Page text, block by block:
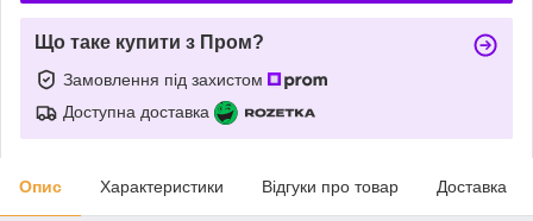
Що таке купити з Пром?
Замовлення під захистом
Доступна доставка
Опис Характеристики Відгуки про товар Доставка